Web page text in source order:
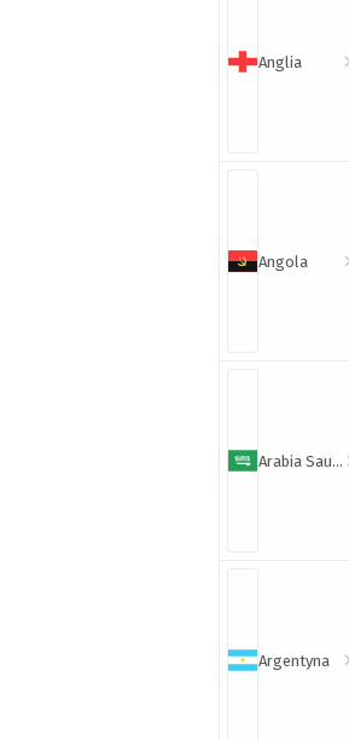
Anglia
Angola
Arabia Saudyjska
Argentyna